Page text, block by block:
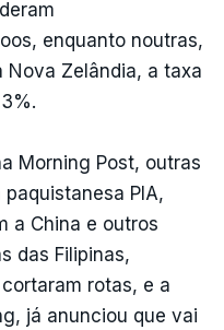
enquanto noutras,
Nova Zelândia, a taxa
Morning Post, outras
PIA,
a China e outros
das Filipinas,
rotas, e a
já anunciou que vai